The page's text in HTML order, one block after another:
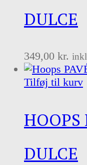
DULCE
349,00 kr.
Tilføj til kurv
HOOPS
DULCE